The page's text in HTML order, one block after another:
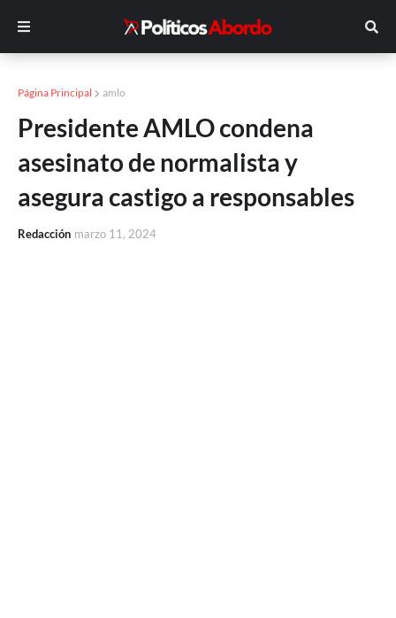
Página Principal amlo
Presidente AMLO condena
asesinato de normalista y
asegura castigo a responsables
Redacción marzo 11, 2024